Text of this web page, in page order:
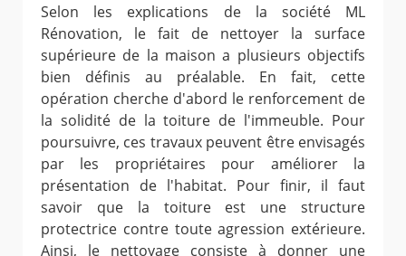
Selon les explications de la société ML
Rénovation, le fait de nettoyer la surface
supérieure de la maison a plusieurs objectifs
bien définis au préalable. En fait, cette
opération cherche d'abord le renforcement de
la solidité de la toiture de l'immeuble. Pour
poursuivre, ces travaux peuvent être envisagés
par les propriétaires pour améliorer la
présentation de l'habitat. Pour finir, il faut
savoir que la toiture est une structure
protectrice contre toute agression extérieure.
Ainsi, le nettoyage consiste à donner une